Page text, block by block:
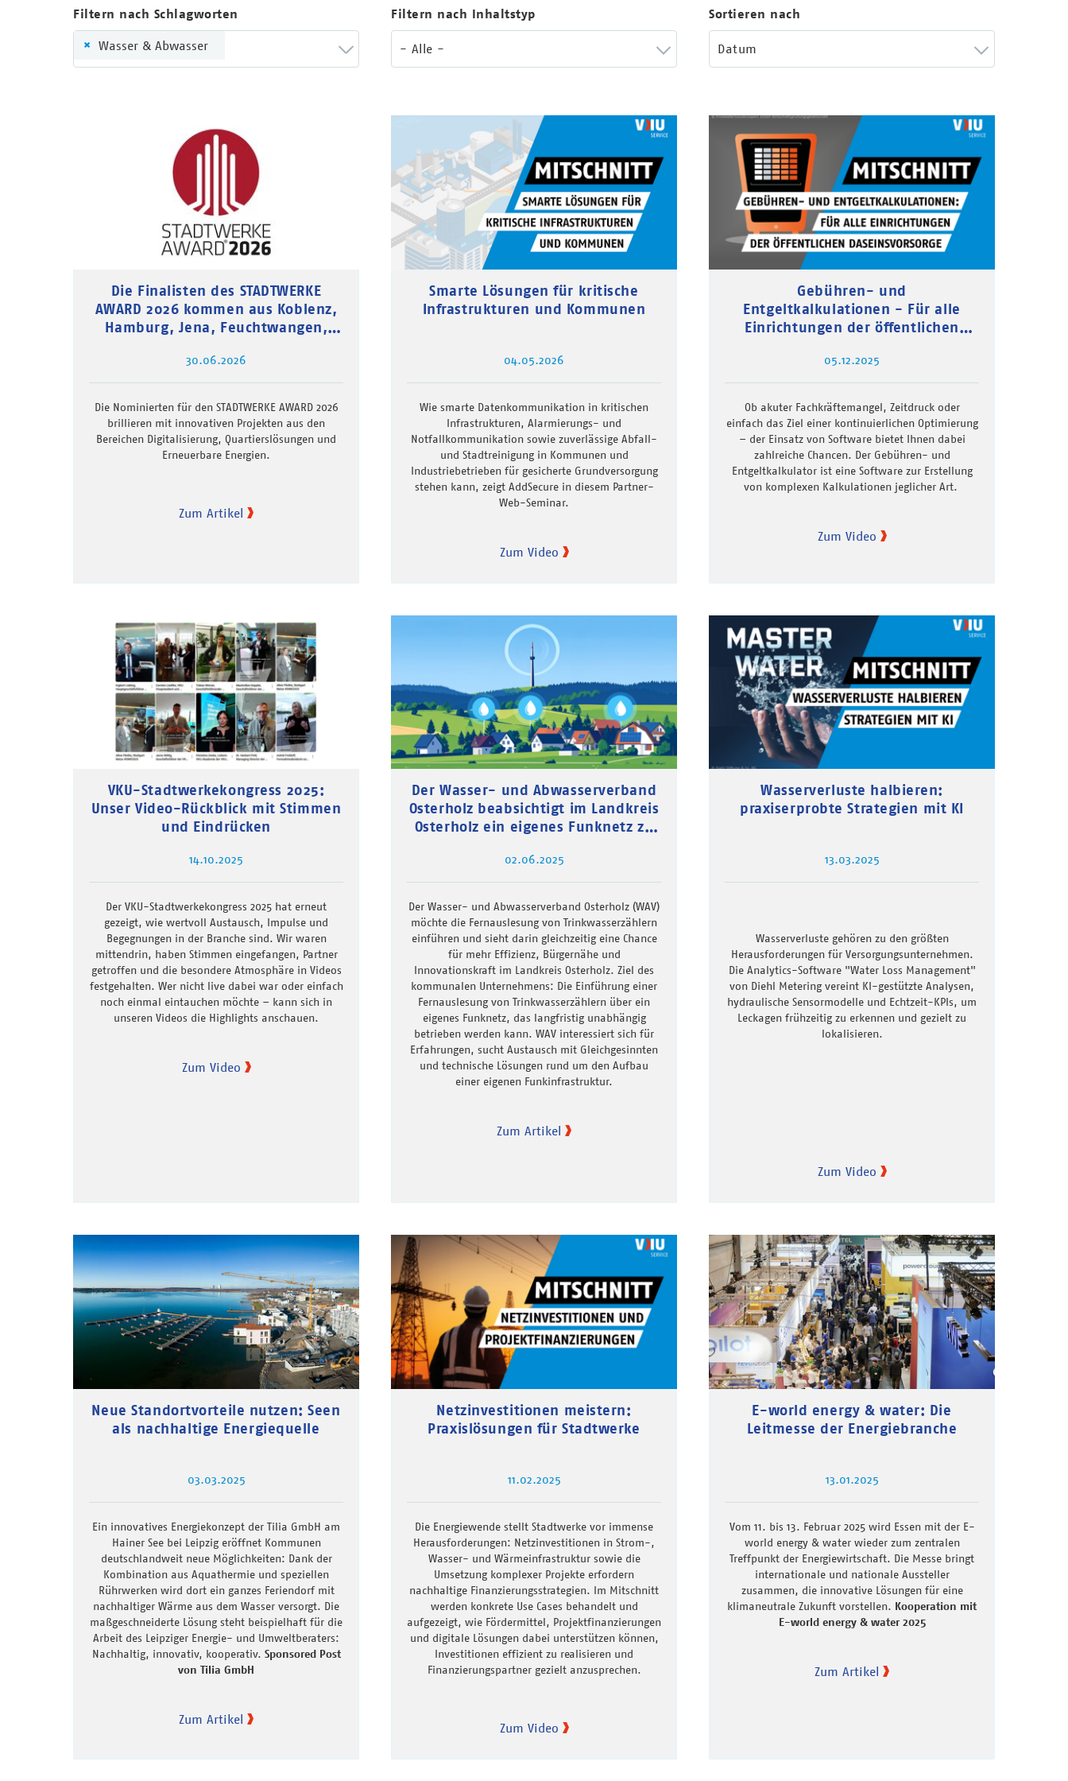
Filtern nach Schlagworten
× Wasser & Abwasser
Filtern nach Inhaltstyp
- Alle -
Sortieren nach
Datum
Die Finalisten des STADTWERKE
AWARD 2026 kommen aus Koblenz,
Hamburg, Jena, Feuchtwangen,
30.06.2026
Die Nominierten für den STADTWERKE AWARD 2026
brillieren mit innovativen Projekten aus den
Bereichen Digitalisierung, Quartierslösungen und
Erneuerbare Energien.
Zum Artikel
Smarte Lösungen für kritische
Infrastrukturen und Kommunen
04.05.2026
Wie smarte Datenkommunikation in kritischen
Infrastrukturen, Alarmierungs- und
Notfallkommunikation sowie zuverlässige Abfall-
und Stadtreinigung in Kommunen und
Industriebetrieben für gesicherte Grundversorgung
stehen kann, zeigt AddSecure in diesem Partner-
Web-Seminar.
Zum Video
Gebühren- und
Entgeltkalkulationen - Für alle
Einrichtungen der öffentlichen
05.12.2025
Ob akuter Fachkräftemangel, Zeitdruck oder
einfach das Ziel einer kontinuierlichen Optimierung
– der Einsatz von Software bietet Ihnen dabei
zahlreiche Chancen. Der Gebühren- und
Entgeltkalkulator ist eine Software zur Erstellung
von komplexen Kalkulationen jeglicher Art.
Zum Video
VKU-Stadtwerkekongress 2025:
Unser Video-Rückblick mit Stimmen
und Eindrücken
14.10.2025
Der VKU-Stadtwerkekongress 2025 hat erneut
gezeigt, wie wertvoll Austausch, Impulse und
Begegnungen in der Branche sind. Wir waren
mittendrin, haben Stimmen eingefangen, Partner
getroffen und die besondere Atmosphäre in Videos
festgehalten. Wer nicht live dabei war oder einfach
noch einmal eintauchen möchte – kann sich in
unseren Videos die Highlights anschauen.
Zum Video
Der Wasser- und Abwasserverband
Osterholz beabsichtigt im Landkreis
Osterholz ein eigenes Funknetz zu
02.06.2025
Der Wasser- und Abwasserverband Osterholz (WAV)
möchte die Fernauslesung von Trinkwasserzählern
einführen und sieht darin gleichzeitig eine Chance
für mehr Effizienz, Bürgernähe und
Innovationskraft im Landkreis Osterholz. Ziel des
kommunalen Unternehmens: Die Einführung einer
Fernauslesung von Trinkwasserzählern über ein
eigenes Funknetz, das langfristig unabhängig
betrieben werden kann. WAV interessiert sich für
Erfahrungen, sucht Austausch mit Gleichgesinnten
und technische Lösungen rund um den Aufbau
einer eigenen Funkinfrastruktur.
Zum Artikel
Wasserverluste halbieren:
praxiserprobte Strategien mit KI
13.03.2025
Wasserverluste gehören zu den größten
Herausforderungen für Versorgungsunternehmen.
Die Analytics-Software "Water Loss Management"
von Diehl Metering vereint KI-gestützte Analysen,
hydraulische Sensormodelle und Echtzeit-KPIs, um
Leckagen frühzeitig zu erkennen und gezielt zu
lokalisieren.
Zum Video
Neue Standortvorteile nutzen: Seen
als nachhaltige Energiequelle
03.03.2025
Ein innovatives Energiekonzept der Tilia GmbH am
Hainer See bei Leipzig eröffnet Kommunen
deutschlandweit neue Möglichkeiten: Dank der
Kombination aus Aquathermie und speziellen
Rührwerken wird dort ein ganzes Feriendorf mit
nachhaltiger Wärme aus dem Wasser versorgt. Die
maßgeschneiderte Lösung steht beispielhaft für die
Arbeit des Leipziger Energie- und Umweltberaters:
Nachhaltig, innovativ, kooperativ. Sponsored Post
von Tilia GmbH
Zum Artikel
Netzinvestitionen meistern:
Praxislösungen für Stadtwerke
11.02.2025
Die Energiewende stellt Stadtwerke vor immense
Herausforderungen: Netzinvestitionen in Strom-,
Wasser- und Wärmeinfrastruktur sowie die
Umsetzung komplexer Projekte erfordern
nachhaltige Finanzierungsstrategien. Im Mitschnitt
werden konkrete Use Cases behandelt und
aufgezeigt, wie Fördermittel, Projektfinanzierungen
und digitale Lösungen dabei unterstützen können,
Investitionen effizient zu realisieren und
Finanzierungspartner gezielt anzusprechen.
Zum Video
E-world energy & water: Die
Leitmesse der Energiebranche
13.01.2025
Vom 11. bis 13. Februar 2025 wird Essen mit der E-
world energy & water wieder zum zentralen
Treffpunkt der Energiewirtschaft. Die Messe bringt
internationale und nationale Aussteller
zusammen, die innovative Lösungen für eine
klimaneutrale Zukunft vorstellen. Kooperation mit
E-world energy & water 2025
Zum Artikel